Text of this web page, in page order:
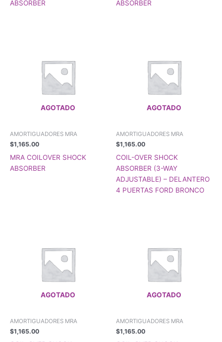
ABSORBER ABSORBER
AGOTADO
AMORTIGUADORES MRA
$1,165.00
MRA COILOVER SHOCK
ABSORBER
AGOTADO
AMORTIGUADORES MRA
$1,165.00
COIL-OVER SHOCK
ABSORBER (3-WAY
ADJUSTABLE) – DELANTERO
4 PUERTAS FORD BRONCO
AGOTADO
AMORTIGUADORES MRA
$1,165.00
AGOTADO
AMORTIGUADORES MRA
$1,165.00